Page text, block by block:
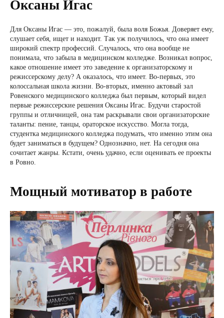
Оксаны Игас
Для Оксаны Игас — это, пожалуй, была воля Божья. Доверяет ему,
слушает себя, ищет и находит. Так уж получилось, что она имеет
широкий спектр профессий. Случалось, что она вообще не
понимала, что забыла в медицинском колледже. Возникал вопрос,
какое отношение имеет это заведение к организаторскому и
режиссерскому делу? А оказалось, что имеет. Во-первых, это
колоссальная школа жизни. Во-вторых, именно актовый зал
Ровенского медицинского колледжа был первым, который видел
первые режиссерские решения Оксаны Игас. Будучи старостой
группы и отличницей, она там раскрывали свои организаторские
таланты: пение, танцы, ораторское искусство. Могла тогда,
студентка медицинского колледжа подумать, что именно этим она
будет заниматься в будущем? Однозначно, нет. На сегодня она
сочитает жанры. Кстати, очень удачно, если оценивать ее проекты
в Ровно.
Мощный мотиватор в работе